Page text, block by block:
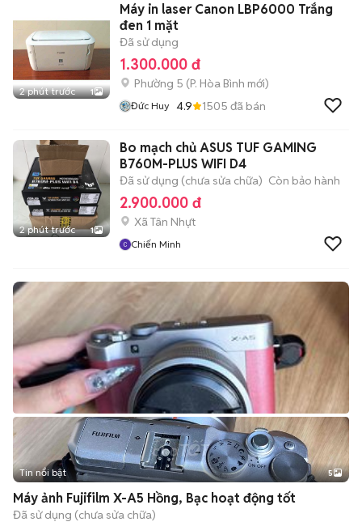
2 phút trước 1
Máy in laser Canon LBP6000 Trắng
đen 1 mặt
Đã sử dụng
1.300.000 đ
Phường 5 (P. Hòa Bình mới)
Đức Huy 4.9 1505 đã bán
2 phút trước 1
Bo mạch chủ ASUS TUF GAMING
B760M-PLUS WIFI D4
Đã sử dụng (chưa sửa chữa) Còn bảo hành
2.900.000 đ
Xã Tân Nhựt
Chiến Minh
Tin nổi bật 5
Máy ảnh Fujifilm X-A5 Hồng, Bạc hoạt động tốt
Đã sử dụng (chưa sửa chữa)